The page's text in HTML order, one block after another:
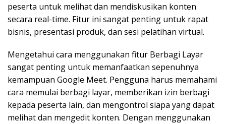
peserta untuk melihat dan mendiskusikan konten
secara real-time. Fitur ini sangat penting untuk rapat
bisnis, presentasi produk, dan sesi pelatihan virtual.
Mengetahui cara menggunakan fitur Berbagi Layar
sangat penting untuk memanfaatkan sepenuhnya
kemampuan Google Meet. Pengguna harus memahami
cara memulai berbagi layar, memberikan izin berbagi
kepada peserta lain, dan mengontrol siapa yang dapat
melihat dan mengedit konten. Dengan menggunakan